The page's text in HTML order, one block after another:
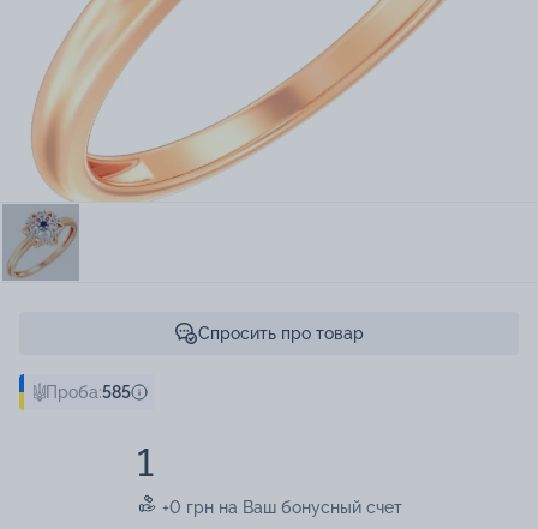
Спросить про товар
Проба:585
1
+0 грн на Ваш бонусный счет